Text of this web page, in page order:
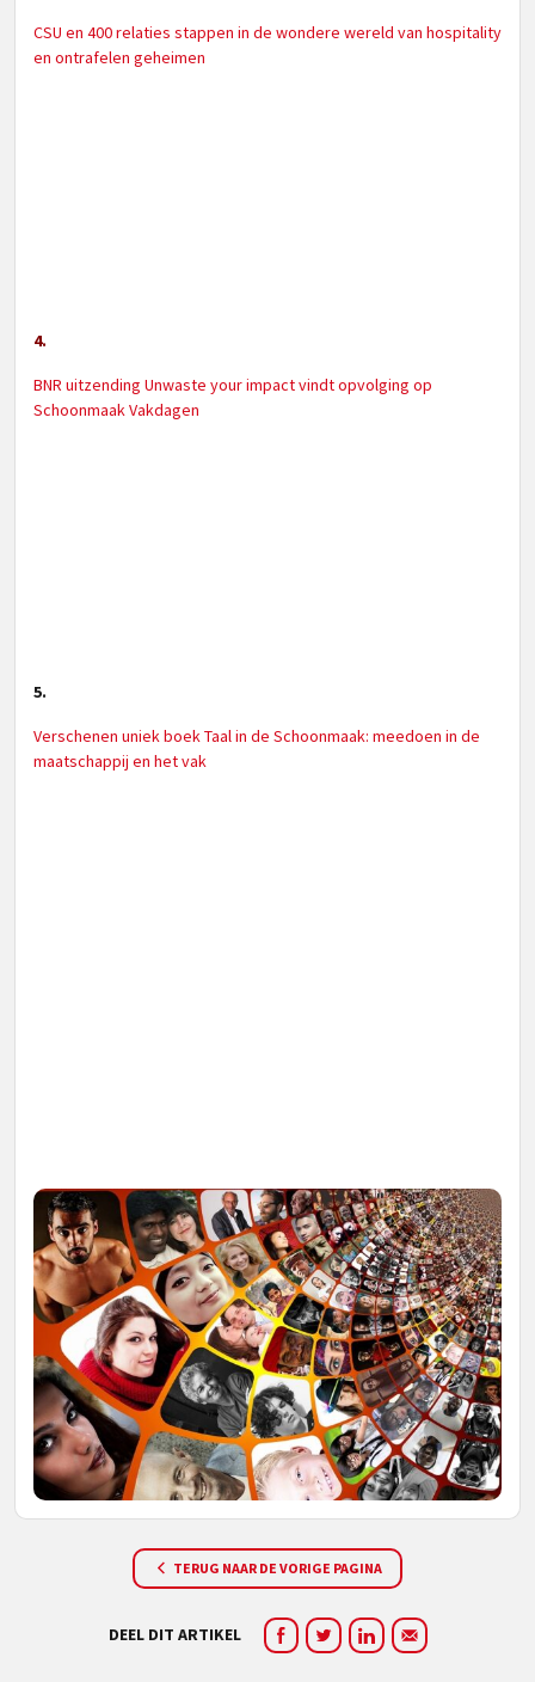
CSU en 400 relaties stappen in de wondere wereld van hospitality
en ontrafelen geheimen
4.
BNR uitzending Unwaste your impact vindt opvolging op
Schoonmaak Vakdagen
5.
Verschenen uniek boek Taal in de Schoonmaak: meedoen in de
maatschappij en het vak
TERUG NAAR DE VORIGE PAGINA
DEEL DIT ARTIKEL